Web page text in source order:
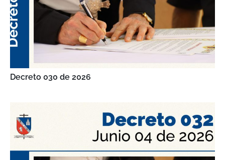
Decreto 030 de 2026